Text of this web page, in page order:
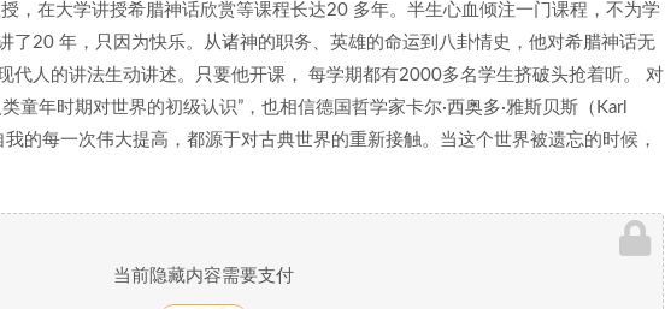
，在大学讲授希腊神话欣赏等课程长达20 多年。半生心血倾注一门课程，不为学
了20 年，只因为快乐。从诸神的职务、英雄的命运到八卦情史，他对希腊神话无
代人的讲法生动讲述。只要他开课， 每学期都有2000多名学生挤破头抢着听。 对
童年时期对世界的初级认识”，也相信德国哲学家卡尔·西奥多·雅斯贝斯（Karl
我的每一次伟大提高，都源于对古典世界的重新接触。当这个世界被遗忘的时候，
当前隐藏内容需要支付